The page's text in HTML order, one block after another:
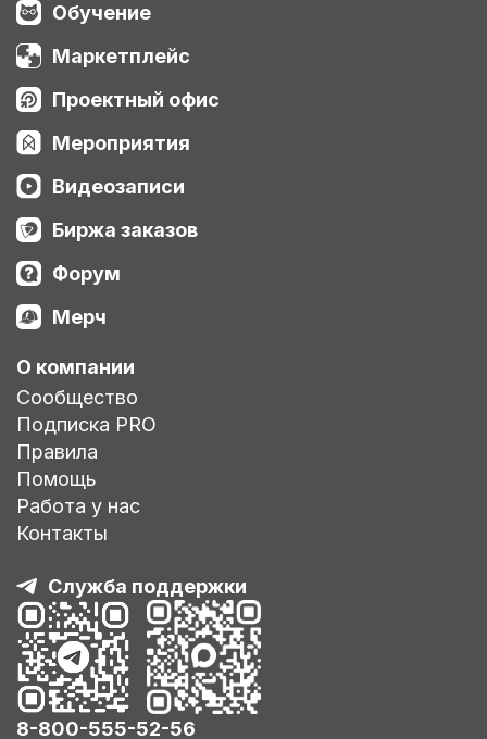
Обучение
Маркетплейс
Проектный офис
Мероприятия
Видеозаписи
Биржа заказов
Форум
Мерч
О компании
Сообщество
Подписка PRO
Правила
Помощь
Работа у нас
Контакты
Служба поддержки
8-800-555-52-56